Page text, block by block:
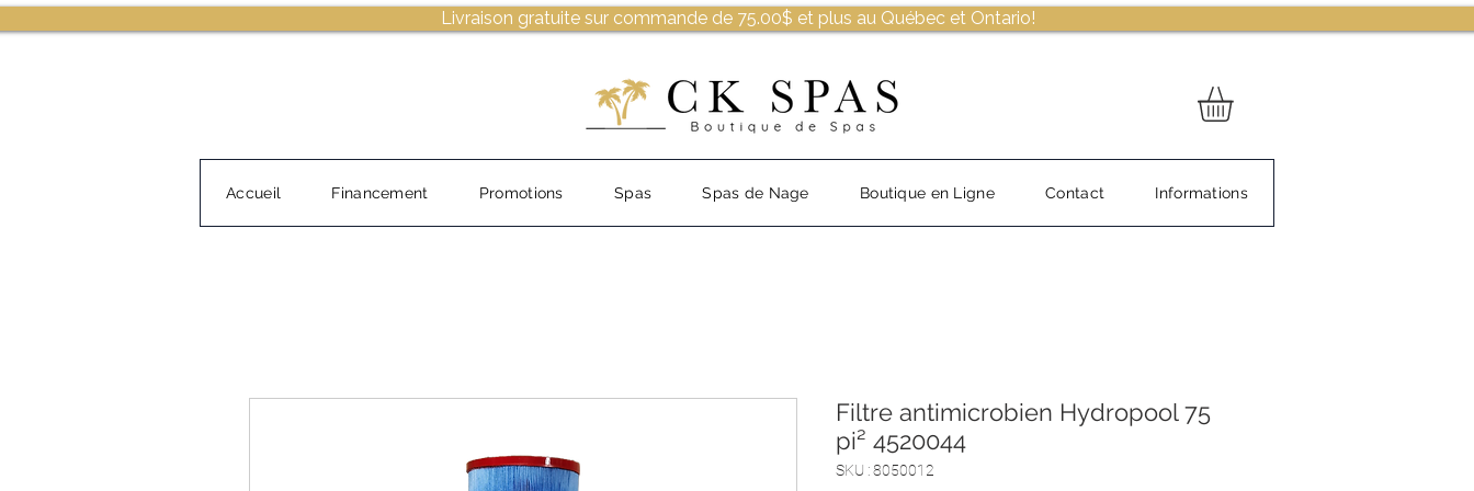
Livraison gratuite sur commande de 75.00$ et plus au Québec et Ontario!
Accueil Financement Promotions Spas Spas de Nage Boutique en Ligne Contact Informations
Filtre antimicrobien Hydropool 75
pi² 4520044
SKU : 8050012